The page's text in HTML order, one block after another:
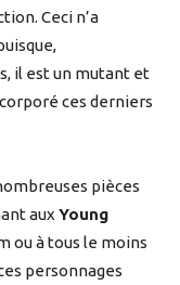
Ceci n’a
il est un mutant et
ces derniers
pièces
aux Young
ou à tous le moins
personnages